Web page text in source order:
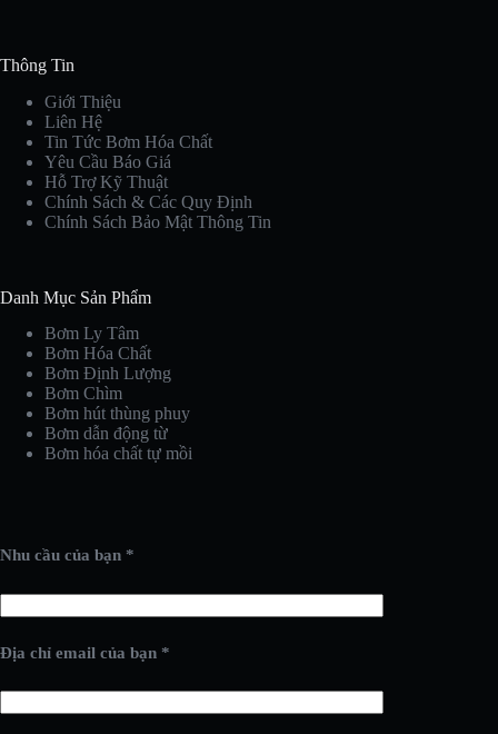
Thông Tin
Giới Thiệu
Liên Hệ
Tin Tức Bơm Hóa Chất
Yêu Cầu Báo Giá
Hỗ Trợ Kỹ Thuật
Chính Sách & Các Quy Định
Chính Sách Bảo Mật Thông Tin
Danh Mục Sản Phẩm
Bơm Ly Tâm
Bơm Hóa Chất
Bơm Định Lượng
Bơm Chìm
Bơm hút thùng phuy
Bơm dẫn động từ
Bơm hóa chất tự mồi
Nhu cầu của bạn *
Địa chỉ email của bạn *